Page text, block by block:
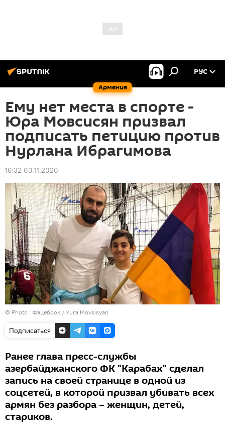
Армения
РУС
Ему нет места в спорте -
Юра Мовсисян призвал
подписать петицию против
Нурлана Ибрагимова
16:32 03.11.2020
© Photo : Фацебоок / Yura Movsisyan
Подписаться
Ранее глава пресс-службы
азербайджанского ФК "Карабах" сделал
запись на своей странице в одной из
соцсетей, в которой призвал убивать всех
армян без разбора – женщин, детей,
стариков.